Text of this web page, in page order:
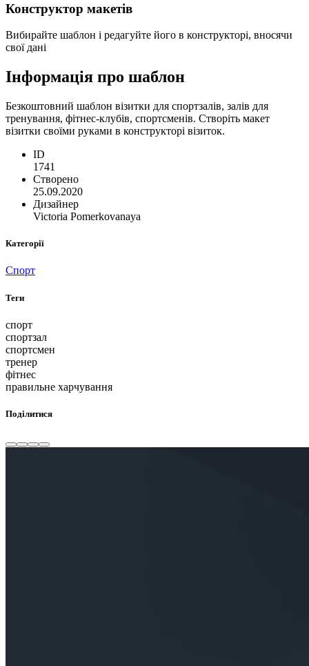
Конструктор макетів
Вибирайте шаблон і редагуйте його в конструкторі, вносячи
свої дані
Інформація про шаблон
Безкоштовний шаблон візитки для спортзалів, залів для
тренування, фітнес-клубів, спортсменів. Створіть макет
візитки своїми руками в конструкторі візиток.
ID
1741
Створено
25.09.2020
Дизайнер
Victoria Pomerkovanaya
Категорії
Спорт
Теги
спорт
спортзал
спортсмен
тренер
фітнес
правильне харчування
Поділитися